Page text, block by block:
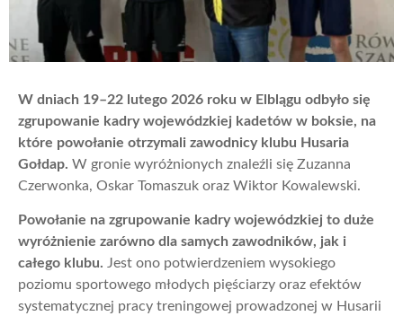
W dniach 19–22 lutego 2026 roku w Elblągu odbyło się
zgrupowanie kadry wojewódzkiej kadetów w boksie, na
które powołanie otrzymali zawodnicy klubu Husaria
Gołdap. W gronie wyróżnionych znaleźli się Zuzanna
Czerwonka, Oskar Tomaszuk oraz Wiktor Kowalewski.
Powołanie na zgrupowanie kadry wojewódzkiej to duże
wyróżnienie zarówno dla samych zawodników, jak i
całego klubu. Jest ono potwierdzeniem wysokiego
poziomu sportowego młodych pięściarzy oraz efektów
systematycznej pracy treningowej prowadzonej w Husarii